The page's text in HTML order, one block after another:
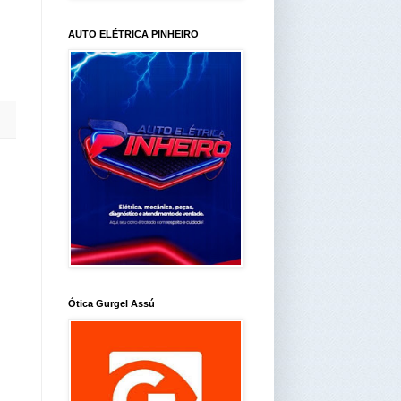
AUTO ELÉTRICA PINHEIRO
Ótica Gurgel Assú